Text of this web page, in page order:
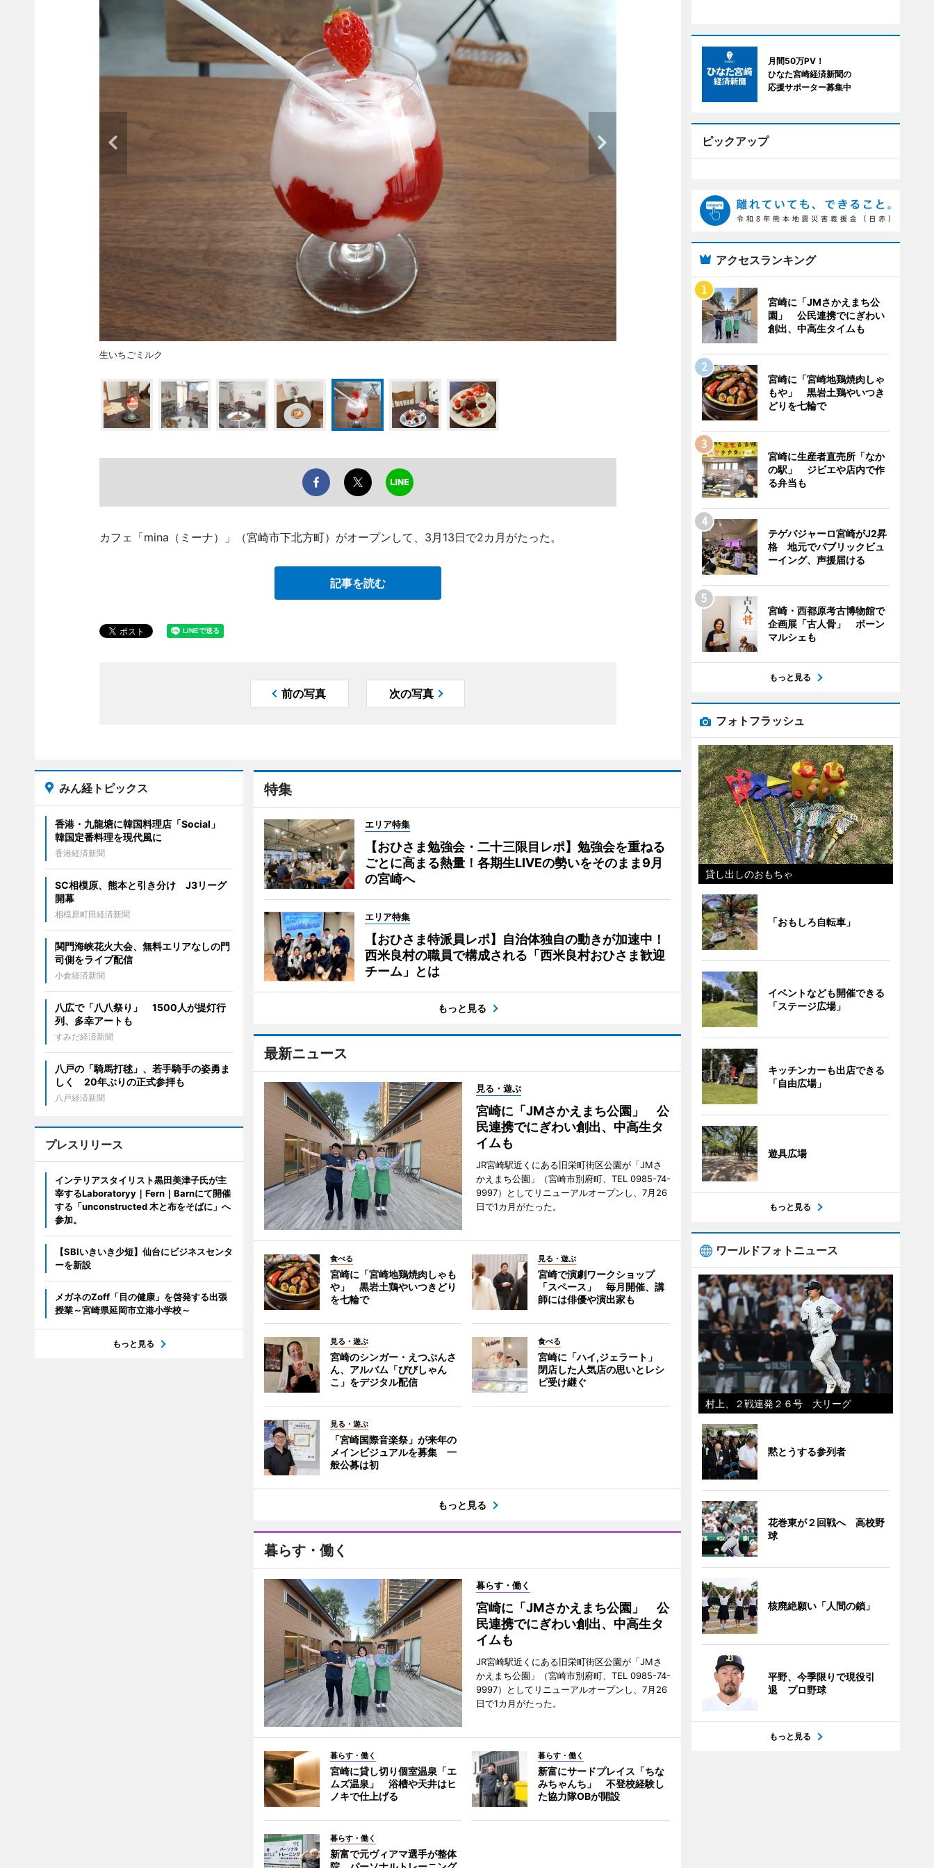
生いちごミルク
カフェ「mina（ミーナ）」（宮崎市下北方町）がオープンして、3月13日で2カ月がたった。
記事を読む
前の写真 次の写真
特集
エリア特集
【おひさま勉強会・二十三限目レポ】勉強会を重ねる
ごとに高まる熱量！各期生LIVEの勢いをそのまま9月
の宮崎へ
エリア特集
【おひさま特派員レポ】自治体独自の動きが加速中！
西米良村の職員で構成される「西米良村おひさま歓迎
チーム」とは
もっと見る
最新ニュース
見る・遊ぶ
宮崎に「JMさかえまち公園」 公
民連携でにぎわい創出、中高生タ
イムも
JR宮崎駅近くにある旧栄町街区公園が「JMさ
かえまち公園」（宮崎市別府町、TEL 0985-74-
9997）としてリニューアルオープンし、7月26
日で1カ月がたった。
食べる
宮崎に「宮崎地鶏焼肉しゃも
や」 黒岩土鶏やいつきどり
を七輪で
見る・遊ぶ
宮崎で演劇ワークショップ
「スペース」 毎月開催、講
師には俳優や演出家も
見る・遊ぶ
宮崎のシンガー・えつぷんさ
ん、アルバム「びびしゃん
こ」をデジタル配信
食べる
宮崎に「ハイ,ジェラート」
閉店した人気店の思いとレシ
ピ受け継ぐ
見る・遊ぶ
「宮崎国際音楽祭」が来年の
メインビジュアルを募集 一
般公募は初
もっと見る
暮らす・働く
暮らす・働く
宮崎に「JMさかえまち公園」 公
民連携でにぎわい創出、中高生タ
イムも
JR宮崎駅近くにある旧栄町街区公園が「JMさ
かえまち公園」（宮崎市別府町、TEL 0985-74-
9997）としてリニューアルオープンし、7月26
日で1カ月がたった。
暮らす・働く
宮崎に貸し切り個室温泉「エ
ムズ温泉」 浴槽や天井はヒ
ノキで仕上げる
暮らす・働く
新富にサードプレイス「ちな
みちゃんち」 不登校経験し
た協力隊OBが開設
暮らす・働く
新富で元ヴィアマ選手が整体
みん経トピックス
香港・九龍塘に韓国料理店「Social」
韓国定番料理を現代風に
香港経済新聞
SC相模原、熊本と引き分け J3リーグ
開幕
相模原町田経済新聞
関門海峡花火大会、無料エリアなしの門
司側をライブ配信
小倉経済新聞
八広で「八八祭り」 1500人が提灯行
列、多幸アートも
すみだ経済新聞
八戸の「騎馬打毬」、若手騎手の姿勇ま
しく 20年ぶりの正式参拝も
八戸経済新聞
プレスリリース
インテリアスタイリスト黒田美津子氏が主
宰するLaboratoryy｜Fern｜Barnにて開催
する「unconstructed 木と布をそばに」へ
参加。
【SBIいきいき少短】仙台にビジネスセンタ
ーを新設
メガネのZoff「目の健康」を啓発する出張
授業～宮崎県延岡市立港小学校～
もっと見る
月間50万PV！
ひなた宮崎経済新聞の
応援サポーター募集中
ピックアップ
アクセスランキング
宮崎に「JMさかえまち公
園」 公民連携でにぎわい
創出、中高生タイムも
宮崎に「宮崎地鶏焼肉しゃ
もや」 黒岩土鶏やいつき
どりを七輪で
宮崎に生産者直売所「なか
の駅」 ジビエや店内で作
る弁当も
テゲバジャーロ宮崎がJ2昇
格 地元でパブリックビュ
ーイング、声援届ける
宮崎・西都原考古博物館で
企画展「古人骨」 ボーン
マルシェも
もっと見る
フォトフラッシュ
貸し出しのおもちゃ
「おもしろ自転車」
イベントなども開催できる
「ステージ広場」
キッチンカーも出店できる
「自由広場」
遊具広場
もっと見る
ワールドフォトニュース
村上、２戦連発２６号 大リーグ
黙とうする参列者
花巻東が２回戦へ 高校野
球
核廃絶願い「人間の鎖」
平野、今季限りで現役引
退 プロ野球
もっと見る